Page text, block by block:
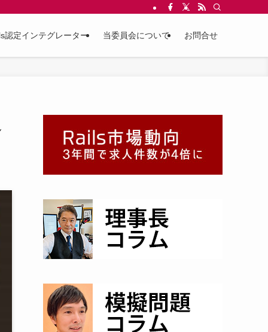
認定インテグレーター 当委員会について お問合せ